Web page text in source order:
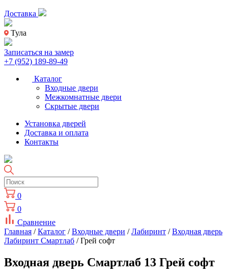
Доставка
Тула
Записаться на замер
+7 (952) 189-89-49
Каталог
Входные двери
Межкомнатные двери
Скрытые двери
Установка дверей
Доставка и оплата
Контакты
0
0
Сравнение
Главная /Каталог /Входные двери /Лабиринт /Входная дверь
Лабиринт Смартлаб / Грей софт
Входная дверь Смартлаб 13 Грей софт